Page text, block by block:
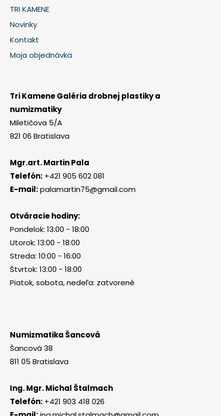
TRI KAMENE
Novinky
Kontakt
Moja objednávka
Tri Kamene Galéria drobnej plastiky a
numizmatiky
Miletičova 5/A
821 06 Bratislava
Mgr.art. Martin Pala
Telefón: +421 905 602 081
E-mail:palamartin75@gmail.com
Otváracie hodiny:
Pondelok: 13:00 - 18:00
Utorok: 13:00 - 18:00
Streda: 10:00 - 16:00
Štvrtok: 13:00 - 18:00
Piatok, sobota, nedeľa: zatvorené
Numizmatika Šancová
Šancová 38
811 05 Bratislava
Ing. Mgr. Michal Štalmach
Telefón: +421 903 418 026